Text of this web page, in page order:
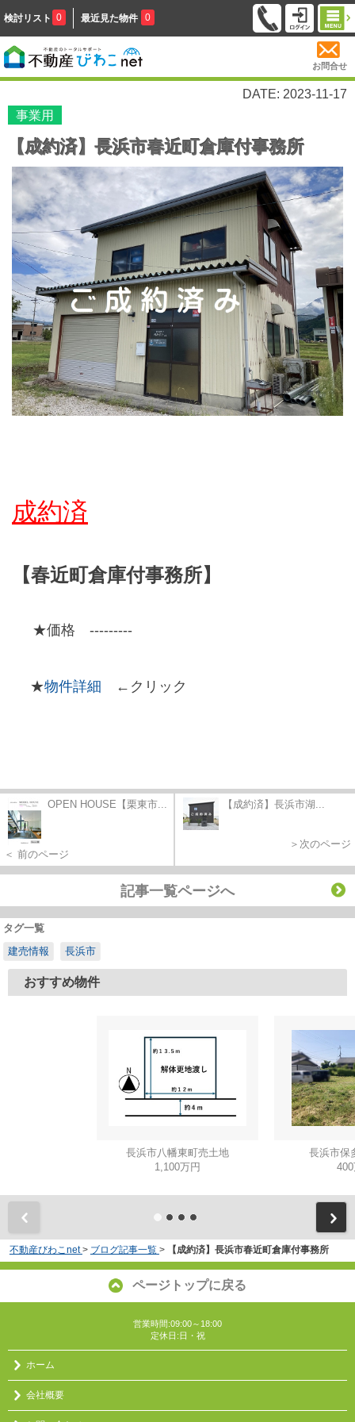
検討リスト 0 最近見た物件 0
お問合せ
DATE: 2023-11-17
事業用
【成約済】長浜市春近町倉庫付事務所
成約済
【春近町倉庫付事務所】
★価格 ---------
★物件詳細 ←クリック
OPEN HOUSE【栗東市...
＜ 前のページ
【成約済】長浜市湖...
＞次のページ
記事一覧ページへ
タグ一覧
建売情報
長浜市
おすすめ物件
長浜市八幡東町売土地
1,100万円
長浜市保
不動産びわこnet > ブログ記事一覧 > 【成約済】長浜市春近町倉庫付事務所
ページトップに戻る
営業時間:09:00～18:00
定休日:日・祝
ホーム
会社概要